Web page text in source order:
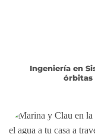
Ingeniería en
órbitas